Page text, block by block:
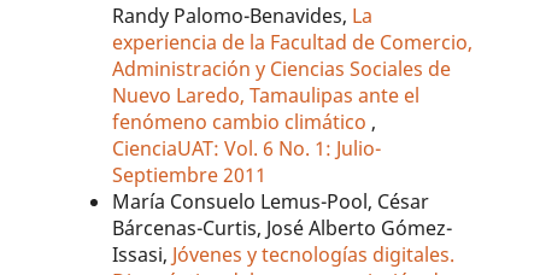
Randy Palomo-Benavides, La
experiencia de la Facultad de Comercio,
Administración y Ciencias Sociales de
Nuevo Laredo, Tamaulipas ante el
fenómeno cambio climático ,
CienciaUAT: Vol. 6 No. 1: Julio-
Septiembre 2011
María Consuelo Lemus-Pool, César
Bárcenas-Curtis, José Alberto Gómez-
Issasi, Jóvenes y tecnologías digitales.